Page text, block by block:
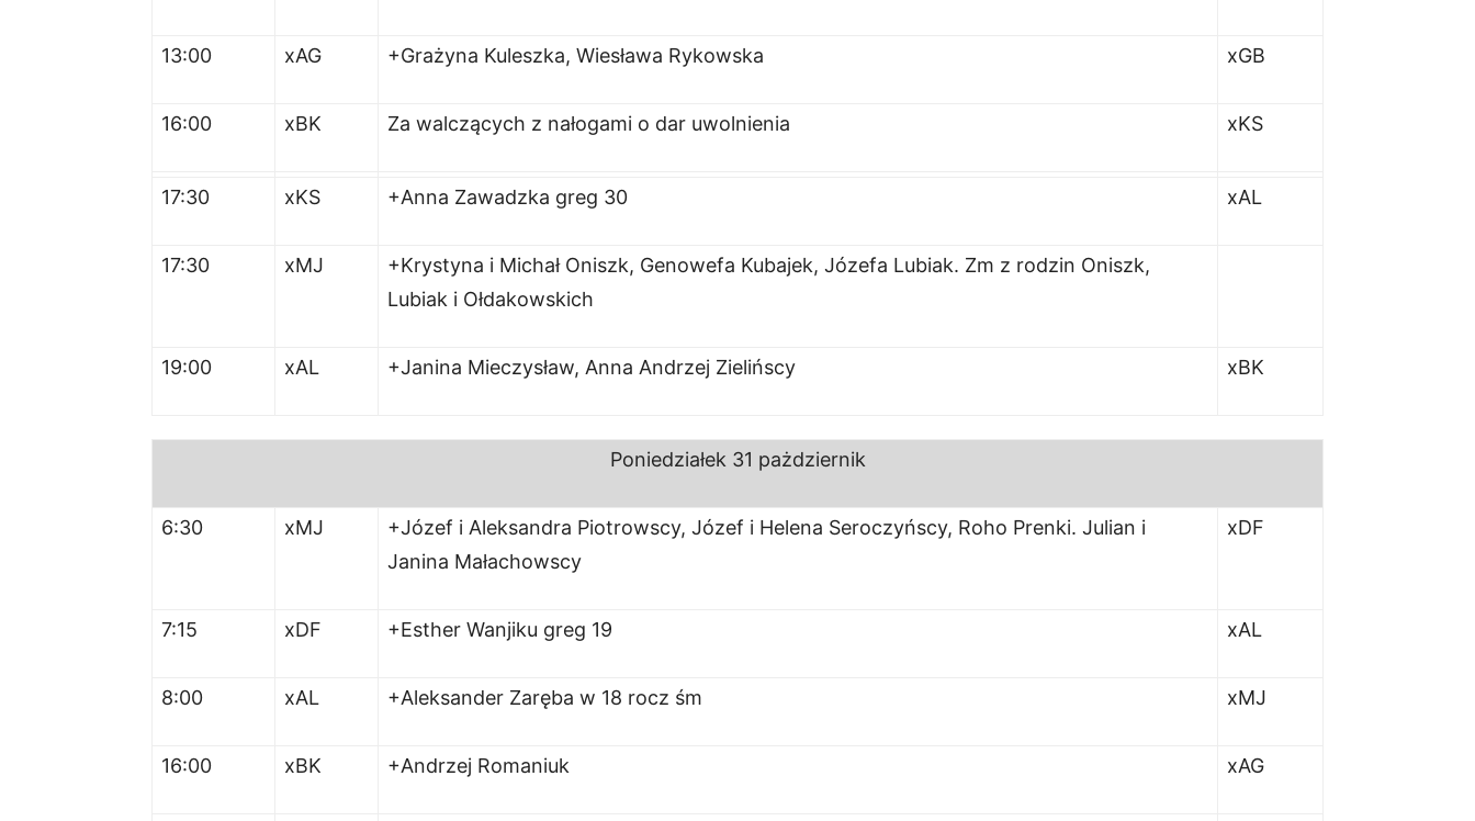
13:00 xAG +Grażyna Kuleszka, Wiesława Rykowska xGB
16:00 xBK Za walczących z nałogami o dar uwolnienia xKS
17:30 xKS +Anna Zawadzka greg 30 xAL
17:30 xMJ
+Krystyna i Michał Oniszk, Genowefa Kubajek, Józefa Lubiak. Zm z rodzin Oniszk,
Lubiak i Ołdakowskich
19:00 xAL +Janina Mieczysław, Anna Andrzej Zielińscy xBK
Poniedziałek 31 pażdziernik
6:30 xMJ
+Józef i Aleksandra Piotrowscy, Józef i Helena Seroczyńscy, Roho Prenki. Julian i
Janina Małachowscy
xDF
7:15 xDF +Esther Wanjiku greg 19 xAL
8:00 xAL +Aleksander Zaręba w 18 rocz śm xMJ
16:00 xBK +Andrzej Romaniuk xAG